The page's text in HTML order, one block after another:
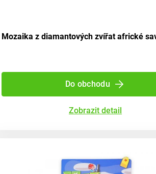
Mozaika z diamantových zvířat africké
Do obchodu
Zobrazit detail